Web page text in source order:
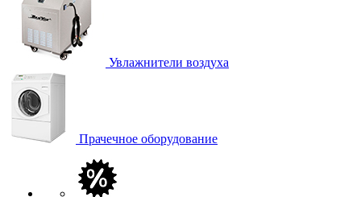
Увлажнители воздуха
Прачечное оборудование